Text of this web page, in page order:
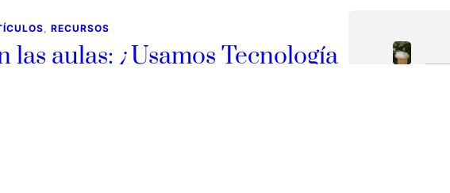
, RECURSOS
las aulas: ¿Usamos Tecnología